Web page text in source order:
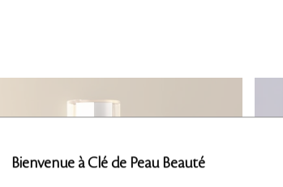
Bienvenue à Clé de Peau Beauté